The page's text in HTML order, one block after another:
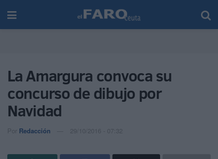
La Amargura convoca su
concurso de dibujo por
Navidad
Por Redacción 29/10/2016 - 07:32